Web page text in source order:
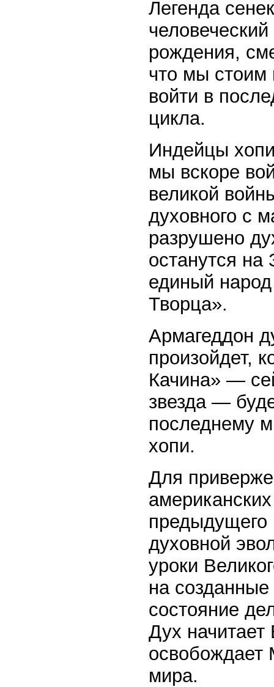
Легенда
рождения,
что мы стоим
войти в
цикла.
Индейцы
мы вскоре
великой
духовного с
разрушено
останутся
единый
Творца».
Армагеддон
произойдет,
Качина» —
звезда —
последнему
хопи.
Для
духовной
уроки
на
состояние
Дух
освобождает
мира.